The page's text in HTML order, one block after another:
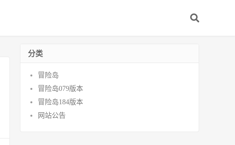
分类
冒险岛
冒险岛079版本
冒险岛184版本
网站公告